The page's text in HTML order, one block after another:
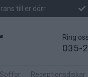
till er dörr
Ring
035-
Receptionsdiskar